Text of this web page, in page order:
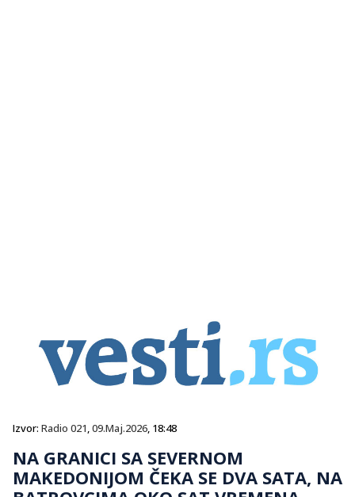
Izvor: Radio 021,09.Maj.2026, 18:48
NA GRANICI SA SEVERNOM
MAKEDONIJOM ČEKA SE DVA SATA, NA